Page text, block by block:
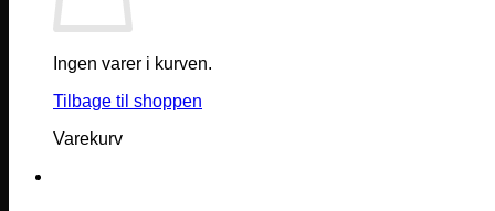
Ingen varer i kurven.
Tilbage til shoppen
Varekurv